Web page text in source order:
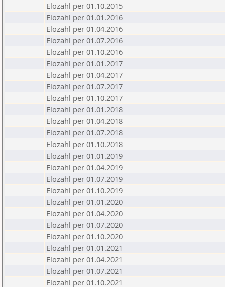
Elozahl per 01.10.2015
Elozahl per 01.01.2016
Elozahl per 01.04.2016
Elozahl per 01.07.2016
Elozahl per 01.10.2016
Elozahl per 01.01.2017
Elozahl per 01.04.2017
Elozahl per 01.07.2017
Elozahl per 01.10.2017
Elozahl per 01.01.2018
Elozahl per 01.04.2018
Elozahl per 01.07.2018
Elozahl per 01.10.2018
Elozahl per 01.01.2019
Elozahl per 01.04.2019
Elozahl per 01.07.2019
Elozahl per 01.10.2019
Elozahl per 01.01.2020
Elozahl per 01.04.2020
Elozahl per 01.07.2020
Elozahl per 01.10.2020
Elozahl per 01.01.2021
Elozahl per 01.04.2021
Elozahl per 01.07.2021
Elozahl per 01.10.2021